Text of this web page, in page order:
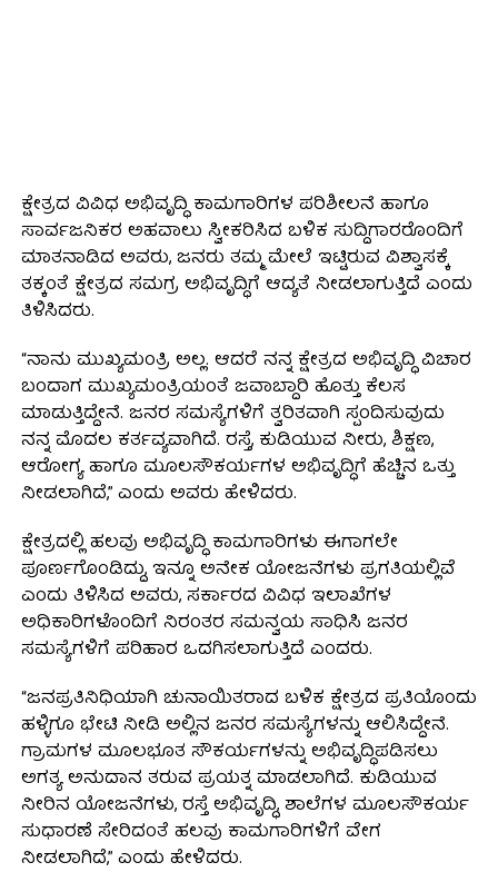
ಕ್ಷೇತ್ರದ ವಿವಿಧ ಅಭಿವೃದ್ಧಿ ಕಾಮಗಾರಿಗಳ ಪರಿಶೀಲನೆ ಹಾಗೂ
ಸಾರ್ವಜನಿಕರ ಅಹವಾಲು ಸ್ವೀಕರಿಸಿದ ಬಳಿಕ ಸುದ್ದಿಗಾರರೊಂದಿಗೆ
ಮಾತನಾಡಿದ ಅವರು, ಜನರು ತಮ್ಮ ಮೇಲೆ ಇಟ್ಟಿರುವ ವಿಶ್ವಾಸಕ್ಕೆ
ತಕ್ಕಂತೆ ಕ್ಷೇತ್ರದ ಸಮಗ್ರ ಅಭಿವೃದ್ಧಿಗೆ ಆದ್ಯತೆ ನೀಡಲಾಗುತ್ತಿದೆ ಎಂದು
ತಿಳಿಸಿದರು.
“ನಾನು ಮುಖ್ಯಮಂತ್ರಿ ಅಲ್ಲ. ಆದರೆ ನನ್ನ ಕ್ಷೇತ್ರದ ಅಭಿವೃದ್ಧಿ ವಿಚಾರ
ಬಂದಾಗ ಮುಖ್ಯಮಂತ್ರಿಯಂತೆ ಜವಾಬ್ದಾರಿ ಹೊತ್ತು ಕೆಲಸ
ಮಾಡುತ್ತಿದ್ದೇನೆ. ಜನರ ಸಮಸ್ಯೆಗಳಿಗೆ ತ್ವರಿತವಾಗಿ ಸ್ಪಂದಿಸುವುದು
ನನ್ನ ಮೊದಲ ಕರ್ತವ್ಯವಾಗಿದೆ. ರಸ್ತೆ, ಕುಡಿಯುವ ನೀರು, ಶಿಕ್ಷಣ,
ಆರೋಗ್ಯ ಹಾಗೂ ಮೂಲಸೌಕರ್ಯಗಳ ಅಭಿವೃದ್ಧಿಗೆ ಹೆಚ್ಚಿನ ಒತ್ತು
ನೀಡಲಾಗಿದೆ,” ಎಂದು ಅವರು ಹೇಳಿದರು.
ಕ್ಷೇತ್ರದಲ್ಲಿ ಹಲವು ಅಭಿವೃದ್ಧಿ ಕಾಮಗಾರಿಗಳು ಈಗಾಗಲೇ
ಪೂರ್ಣಗೊಂಡಿದ್ದು, ಇನ್ನೂ ಅನೇಕ ಯೋಜನೆಗಳು ಪ್ರಗತಿಯಲ್ಲಿವೆ
ಎಂದು ತಿಳಿಸಿದ ಅವರು, ಸರ್ಕಾರದ ವಿವಿಧ ಇಲಾಖೆಗಳ
ಅಧಿಕಾರಿಗಳೊಂದಿಗೆ ನಿರಂತರ ಸಮನ್ವಯ ಸಾಧಿಸಿ ಜನರ
ಸಮಸ್ಯೆಗಳಿಗೆ ಪರಿಹಾರ ಒದಗಿಸಲಾಗುತ್ತಿದೆ ಎಂದರು.
“ಜನಪ್ರತಿನಿಧಿಯಾಗಿ ಚುನಾಯಿತರಾದ ಬಳಿಕ ಕ್ಷೇತ್ರದ ಪ್ರತಿಯೊಂದು
ಹಳ್ಳಿಗೂ ಭೇಟಿ ನೀಡಿ ಅಲ್ಲಿನ ಜನರ ಸಮಸ್ಯೆಗಳನ್ನು ಆಲಿಸಿದ್ದೇನೆ.
ಗ್ರಾಮಗಳ ಮೂಲಭೂತ ಸೌಕರ್ಯಗಳನ್ನು ಅಭಿವೃದ್ಧಿಪಡಿಸಲು
ಅಗತ್ಯ ಅನುದಾನ ತರುವ ಪ್ರಯತ್ನ ಮಾಡಲಾಗಿದೆ. ಕುಡಿಯುವ
ನೀರಿನ ಯೋಜನೆಗಳು, ರಸ್ತೆ ಅಭಿವೃದ್ಧಿ, ಶಾಲೆಗಳ ಮೂಲಸೌಕರ್ಯ
ಸುಧಾರಣೆ ಸೇರಿದಂತೆ ಹಲವು ಕಾಮಗಾರಿಗಳಿಗೆ ವೇಗ
ನೀಡಲಾಗಿದೆ,” ಎಂದು ಹೇಳಿದರು.